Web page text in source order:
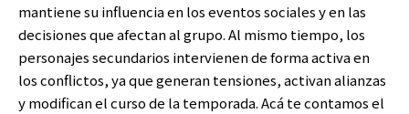
mantiene su influencia en los eventos sociales y en las
decisiones que afectan al grupo. Al mismo tiempo, los
personajes secundarios intervienen de forma activa en
los conflictos, ya que generan tensiones, activan alianzas
y modifican el curso de la temporada. Acá te contamos el